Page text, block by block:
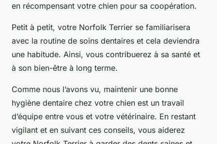
en récompensant votre chien pour sa coopération.
Petit à petit, votre Norfolk Terrier se familiarisera
avec la routine de soins dentaires et cela deviendra
une habitude. Ainsi, vous contribuerez à sa santé et
à son bien-être à long terme.
Comme nous l’avons vu, maintenir une bonne
hygiène dentaire chez votre chien est un travail
d’équipe entre vous et votre vétérinaire. En restant
vigilant et en suivant ces conseils, vous aiderez